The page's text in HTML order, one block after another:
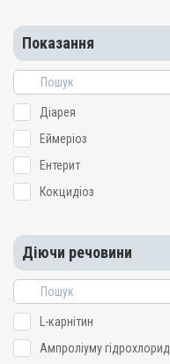
Показання
Діарея
Еймеріоз
Ентерит
Кокцидіоз
Діючи речовини
L-карнітин
Ампроліуму гідрохлорид